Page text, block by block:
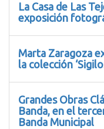
La Casa de Las
exposición
Marta Zaragoza
la colección
Grandes Obras
Banda, en el
Banda Municipal